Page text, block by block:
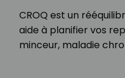
CROQ est un
aide à planifier vos
minceur, maladie